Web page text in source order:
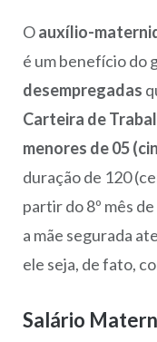
Oauxílio-
é um benefício do
desempregadas
Carteira de
menores de 05
duração de 120
partir do 8º mês
a mãe segurada
ele seja, de fato,
Salário